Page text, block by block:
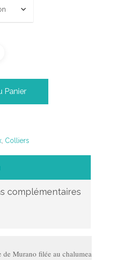
Panier
Colliers
complémentaires
de Murano filée au chalumeau